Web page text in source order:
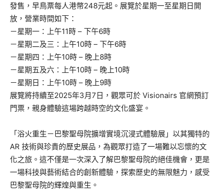
發售，早鳥票每人港幣248元起。展覽於星期一至星期日開
放，營業時間如下：
－星期一：上午11時 – 下午6時
－星期二及三：上午10時 – 下午6時
－星期四：上午10時 – 晚上8時
－星期五及六：上午10時 – 晚上10時
－星期日：上午10時 – 晚上9時
展覽將持續至2025年3月7日，觀眾可於 Visionairs 官網預訂
門票，親身體驗這場跨越時空的文化盛宴。
「浴火重生－巴黎聖母院擴增實境沉浸式體驗展」以其獨特的
AR 技術與珍貴的歷史展品，為觀眾打造了一場難以忘懷的文
化之旅。這不僅是一次深入了解巴黎聖母院的絕佳機會，更是
一場科技與藝術結合的創新體驗，探索歷史的無限魅力，感受
巴黎聖母院的輝煌與重生。